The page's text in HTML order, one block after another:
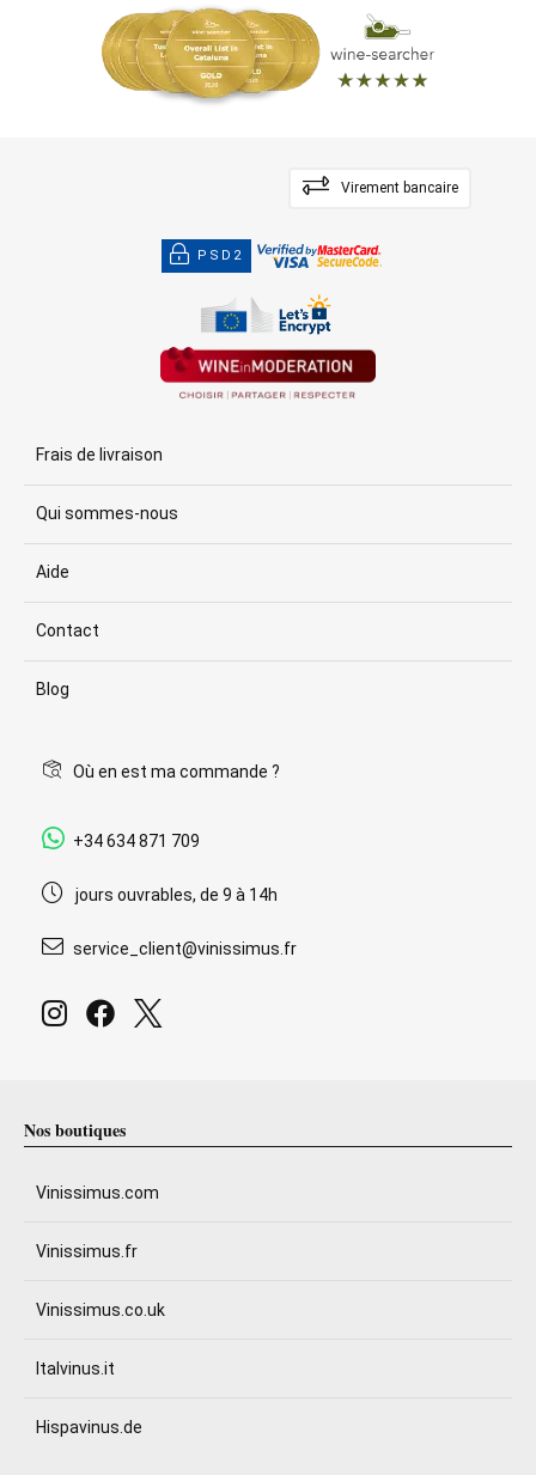
Virement bancaire
PSD2
Frais de livraison
Qui sommes-nous
Aide
Contact
Blog
Où en est ma commande ?
+34 634 871 709
jours ouvrables, de 9 à 14h
service_client@vinissimus.fr
Nos boutiques
Vinissimus.com
Vinissimus.fr
Vinissimus.co.uk
Italvinus.it
Hispavinus.de